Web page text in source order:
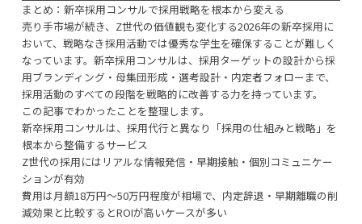
まとめ：新卒採用コンサルで採用戦略を根本から変える
売り手市場が続き、Z世代の価値観も変化する2026年の新卒採用に
おいて、戦略なき採用活動では優秀な学生を確保することが難しく
なっています。新卒採用コンサルは、採用ターゲットの設計から採
用ブランディング・母集団形成・選考設計・内定者フォローまで、
採用活動のすべての段階を戦略的に改善する力を持っています。
この記事でわかったことを整理します。
新卒採用コンサルは、採用代行と異なり「採用の仕組みと戦略」を
根本から整備するサービス
Z世代の採用にはリアルな情報発信・早期接触・個別コミュニケー
ションが有効
費用は月額18万円〜50万円程度が相場で、内定辞退・早期離職の削
減効果と比較するとROIが高いケースが多い